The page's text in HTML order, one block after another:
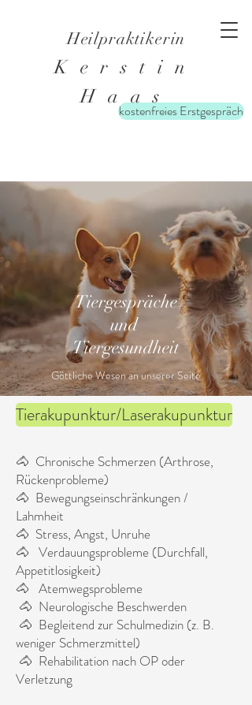
kostenfreies Erstgespräch
Heilpraktikerin
Kerstin
Haas
Tiergespräche
und
Tiergesundheit
Göttliche Wesen an unserer Seite
Tierakupunktur/Laserakupunktur
🐴 Chronische Schmerzen (Arthrose,
Rückenprobleme)
🐴 Bewegungseinschränkungen /
Lahmheit
🐴 Stress, Angst, Unruhe
🐴 Verdauungsprobleme (Durchfall,
Appetitlosigkeit)
🐴 Atemwegsprobleme
🐴 Neurologische Beschwerden
🐴 Begleitend zur Schulmedizin (z. B.
weniger Schmerzmittel)
🐴 Rehabilitation nach OP oder
Verletzung